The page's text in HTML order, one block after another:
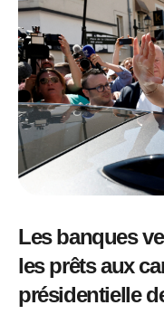
Les banques
les prêts aux
présidentielle